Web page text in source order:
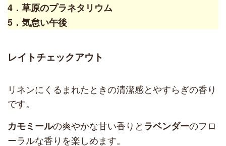
4．草原のプラネタリウム
5．気怠い午後
レイトチェックアウト
リネンにくるまれたときの清潔感とやすらぎの香り
です。
カモミールの爽やかな甘い香りと ラベンダーのフロ
ーラルな香りを楽しめます。